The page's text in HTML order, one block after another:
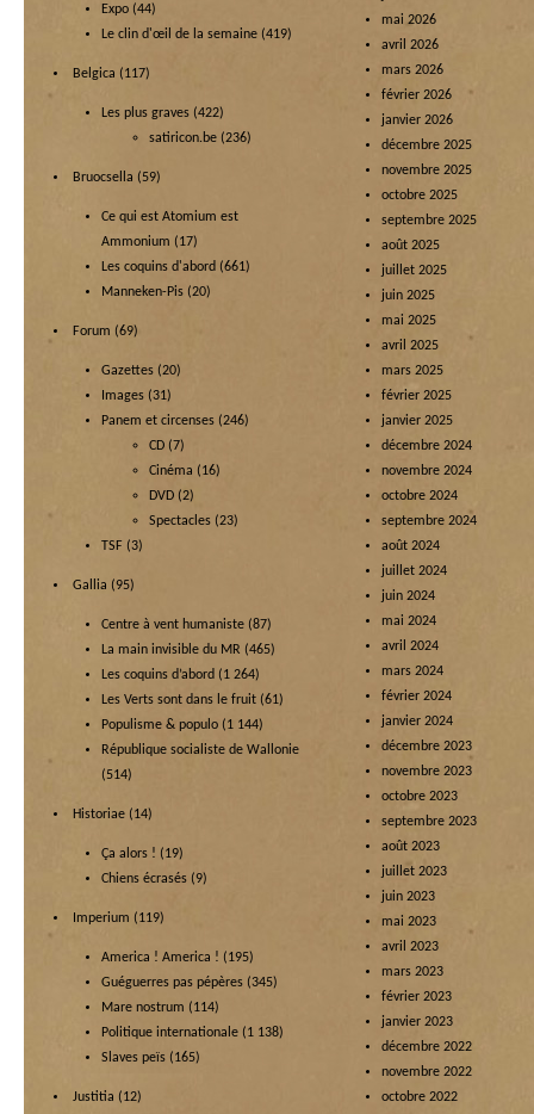
Expo (44)
Le clin d'œil de la semaine (419)
Belgica (117)
Les plus graves (422)
satiricon.be (236)
Bruocsella (59)
Ce qui est Atomium est
Ammonium (17)
Les coquins d'abord (661)
Manneken-Pis (20)
Forum (69)
Gazettes (20)
Images (31)
Panem et circenses (246)
CD (7)
Cinéma (16)
DVD (2)
Spectacles (23)
TSF (3)
Gallia (95)
Centre à vent humaniste (87)
La main invisible du MR (465)
Les coquins d’abord (1 264)
Les Verts sont dans le fruit (61)
Populisme & populo (1 144)
République socialiste de Wallonie
(514)
Historiae (14)
Ça alors ! (19)
Chiens écrasés (9)
Imperium (119)
America ! America ! (195)
Guéguerres pas pépères (345)
Mare nostrum (114)
Politique internationale (1 138)
Slaves peïs (165)
Justitia (12)
mai 2026
avril 2026
mars 2026
février 2026
janvier 2026
décembre 2025
novembre 2025
octobre 2025
septembre 2025
août 2025
juillet 2025
juin 2025
mai 2025
avril 2025
mars 2025
février 2025
janvier 2025
décembre 2024
novembre 2024
octobre 2024
septembre 2024
août 2024
juillet 2024
juin 2024
mai 2024
avril 2024
mars 2024
février 2024
janvier 2024
décembre 2023
novembre 2023
octobre 2023
septembre 2023
août 2023
juillet 2023
juin 2023
mai 2023
avril 2023
mars 2023
février 2023
janvier 2023
décembre 2022
novembre 2022
octobre 2022